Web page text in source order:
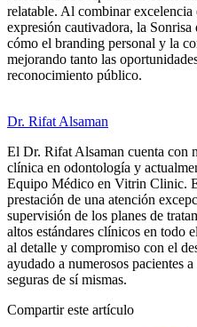
relatable. Al combinar
expresión cautivadora, la
cómo el branding personal y la
mejorando tanto las
reconocimiento público.
Dr. Rifat Alsaman
El Dr. Rifat Alsaman cuenta con
clínica en odontología y
Equipo Médico en Vitrin Clinic.
prestación de una atención
supervisión de los planes de
altos estándares clínicos en todo
al detalle y compromiso con el
ayudado a numerosos pacientes
seguras de sí mismas.
Compartir este artículo